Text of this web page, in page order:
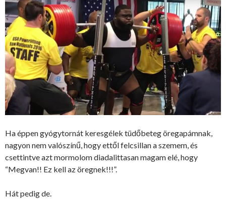
Ha éppen gyógytornát keresgélek tüdőbeteg öregapámnak,
nagyon nem valószínű, hogy ettől felcsillan a szemem, és
csettintve azt mormolom diadalittasan magam elé, hogy
“Megvan!! Ez kell az öregnek!!!”.
Hát pedig de.